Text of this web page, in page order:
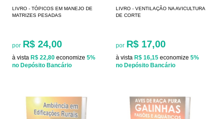
LIVRO - TÓPICOS EM MANEJO DE
MATRIZES PESADAS
por R$ 24,00
à vista R$ 22,80 economize 5%
no Depósito Bancário
LIVRO - VENTILAÇÃO NA AVICULTURA
DE CORTE
por R$ 17,00
à vista R$ 16,15 economize 5%
no Depósito Bancário